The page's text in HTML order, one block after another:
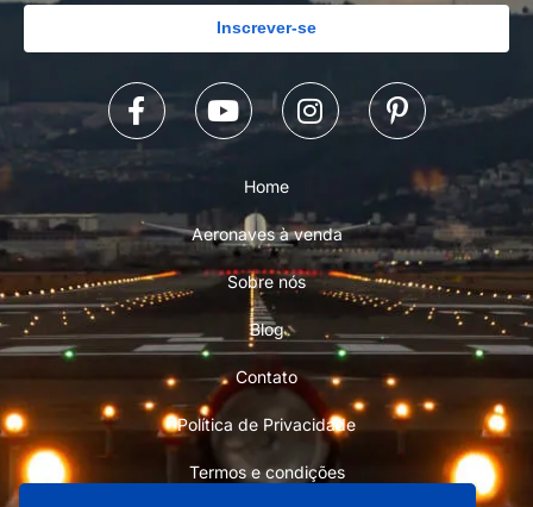
Inscrever-se
Home
Aeronaves à venda
Sobre nós
Blog
Contato
Política de Privacidade
Termos e condições